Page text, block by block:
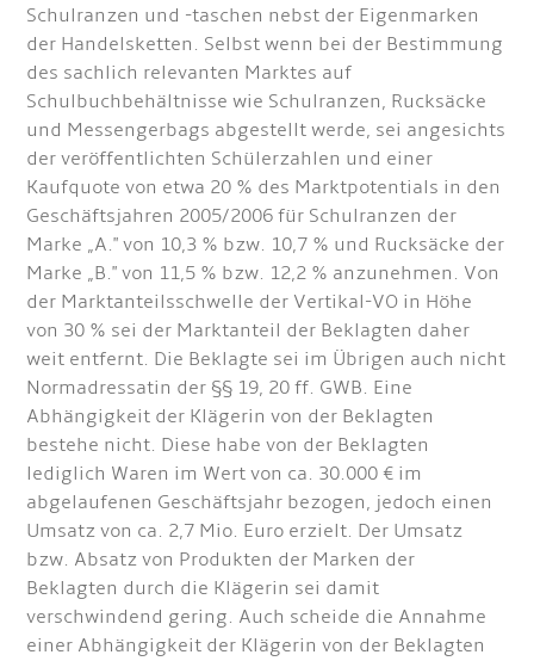
Schulranzen und -taschen nebst der Eigenmarken
der Handelsketten. Selbst wenn bei der Bestimmung
des sachlich relevanten Marktes auf
Schulbuchbehältnisse wie Schulranzen, Rucksäcke
und Messengerbags abgestellt werde, sei angesichts
der veröffentlichten Schülerzahlen und einer
Kaufquote von etwa 20 % des Marktpotentials in den
Geschäftsjahren 2005/2006 für Schulranzen der
Marke „A." von 10,3 % bzw. 10,7 % und Rucksäcke der
Marke „B." von 11,5 % bzw. 12,2 % anzunehmen. Von
der Marktanteilsschwelle der Vertikal-VO in Höhe
von 30 % sei der Marktanteil der Beklagten daher
weit entfernt. Die Beklagte sei im Übrigen auch nicht
Normadressatin der §§ 19, 20 ff. GWB. Eine
Abhängigkeit der Klägerin von der Beklagten
bestehe nicht. Diese habe von der Beklagten
lediglich Waren im Wert von ca. 30.000 € im
abgelaufenen Geschäftsjahr bezogen, jedoch einen
Umsatz von ca. 2,7 Mio. Euro erzielt. Der Umsatz
bzw. Absatz von Produkten der Marken der
Beklagten durch die Klägerin sei damit
verschwindend gering. Auch scheide die Annahme
einer Abhängigkeit der Klägerin von der Beklagten